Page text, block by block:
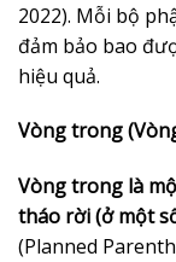
2022). Mỗi bộ
đảm bảo bao
hiệu quả.
Vòng trong
Vòng trong là
tháo rời (ở một
(Planned